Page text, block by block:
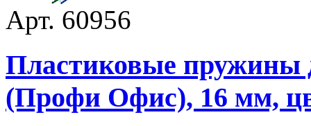
Арт. 60956
Пластиковые пружины
(Профи Офис), 16 мм,